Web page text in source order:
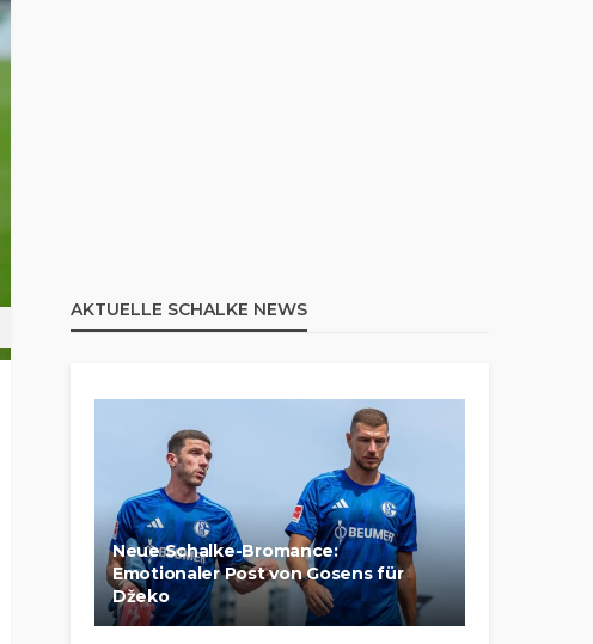
AKTUELLE SCHALKE NEWS
Neue Schalke-Bromance:
Emotionaler Post von Gosens für
Džeko